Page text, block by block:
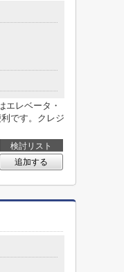
レベータ・
です。クレジ
検討リスト
追加する